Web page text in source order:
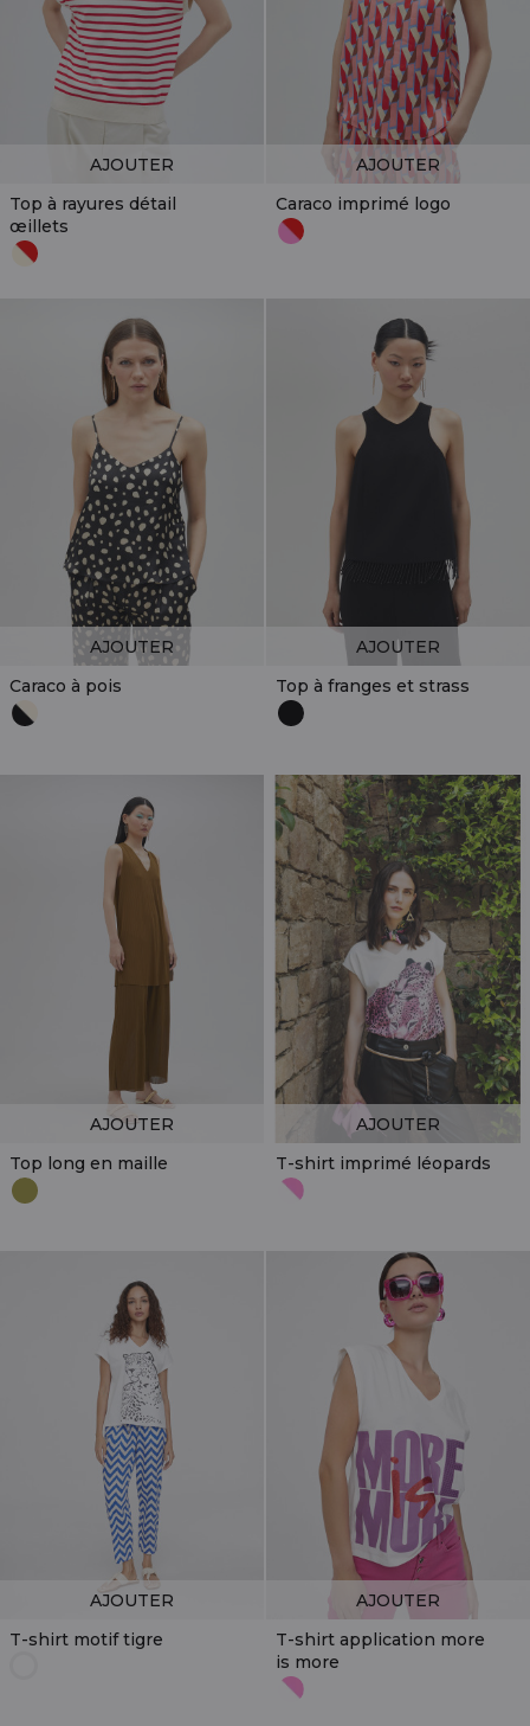
Top à rayures détail
œillets
AJOUTER
Caraco imprimé logo
AJOUTER
Caraco à pois
AJOUTER
Top à franges et strass
AJOUTER
Top long en maille
AJOUTER
T-shirt imprimé léopards
AJOUTER
T-shirt motif tigre
AJOUTER
T-shirt application more
is more
AJOUTER